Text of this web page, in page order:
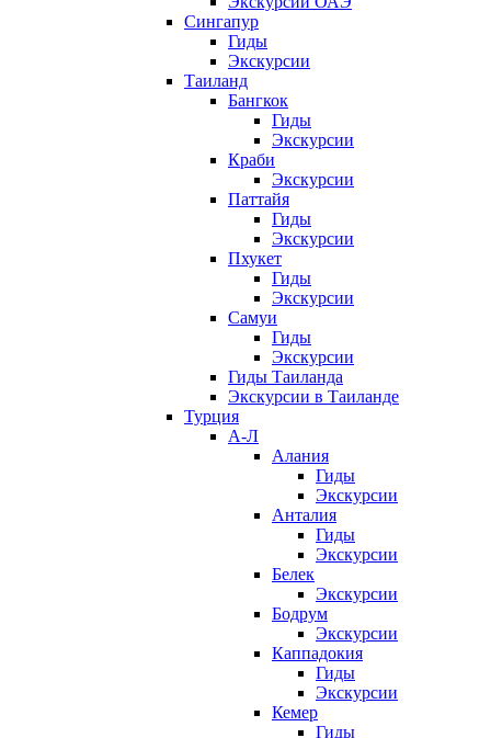
Сингапур
Гиды
Экскурсии
Таиланд
Бангкок
Гиды
Экскурсии
Краби
Экскурсии
Паттайя
Гиды
Экскурсии
Пхукет
Гиды
Экскурсии
Самуи
Гиды
Экскурсии
Гиды Таиланда
Экскурсии в Таиланде
Турция
А-Л
Алания
Гиды
Экскурсии
Анталия
Гиды
Экскурсии
Белек
Экскурсии
Бодрум
Экскурсии
Каппадокия
Гиды
Экскурсии
Кемер
Гиды